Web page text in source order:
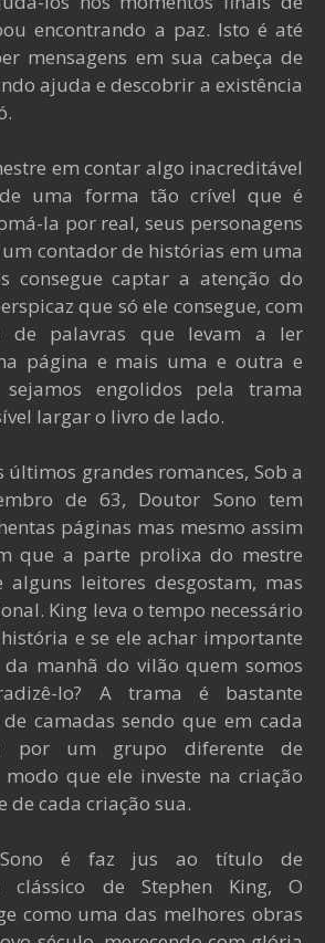
encontrando a paz. Isto é até
mensagens em sua cabeça de
ajuda e descobrir a existência
em contar algo inacreditável
uma forma tão crível que é
la por real, seus personagens
contador de histórias em uma
consegue captar a atenção do
que só ele consegue, com
de palavras que levam a ler
página e mais uma e outra e
engolidos pela trama
largar o livro de lado.
últimos grandes romances, Sob a
de 63, Doutor Sono tem
páginas mas mesmo assim
que a parte prolixa do mestre
alguns leitores desgostam, mas
King leva o tempo necessário
e se ele achar importante
da manhã do vilão quem somos
lo? A trama é bastante
camadas sendo que em cada
por um grupo diferente de
modo que ele investe na criação
de cada criação sua.
Sono é faz jus ao título de
clássico de Stephen King, O
como uma das melhores obras